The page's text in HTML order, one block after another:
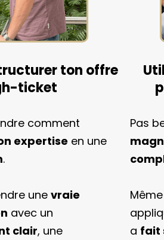
ton offre
ticket
comment
expertise en une
.
unevraie
avec un
clair, une
Pas
a fait